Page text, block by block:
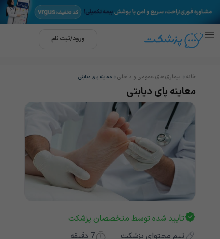
ورود/ثبت نام
خانه » بیماری های عمومی و داخلی » معاینه پای دیابتی
معاینه پای دیابتی
تأیید شده توسط متخصصان پزشکت
تیم محتوای پزشکت
7 دقیقه